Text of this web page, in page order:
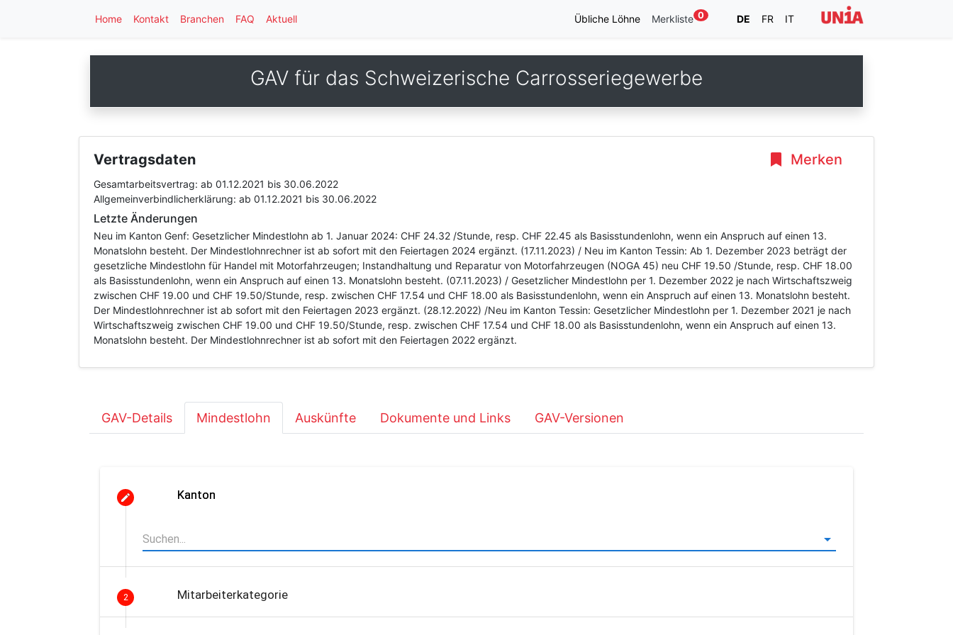
Home Kontakt Branchen FAQ Aktuell Übliche Löhne Merkliste 0 DE FR IT
GAV für das Schweizerische Carrosseriegewerbe
Merken
Vertragsdaten
Gesamtarbeitsvertrag: ab 01.12.2021 bis 30.06.2022
Allgemeinverbindlicherklärung: ab 01.12.2021 bis 30.06.2022
Letzte Änderungen
Neu im Kanton Genf: Gesetzlicher Mindestlohn ab 1. Januar 2024: CHF 24.32 /Stunde, resp. CHF 22.45 als Basisstundenlohn, wenn ein Anspruch auf einen 13.
Monatslohn besteht. Der Mindestlohnrechner ist ab sofort mit den Feiertagen 2024 ergänzt. (17.11.2023) / Neu im Kanton Tessin: Ab 1. Dezember 2023 beträgt der
gesetzliche Mindestlohn für Handel mit Motorfahrzeugen; Instandhaltung und Reparatur von Motorfahrzeugen (NOGA 45) neu CHF 19.50 /Stunde, resp. CHF 18.00
als Basisstundenlohn, wenn ein Anspruch auf einen 13. Monatslohn besteht. (07.11.2023) / Gesetzlicher Mindestlohn per 1. Dezember 2022 je nach Wirtschaftszweig
zwischen CHF 19.00 und CHF 19.50/Stunde, resp. zwischen CHF 17.54 und CHF 18.00 als Basisstundenlohn, wenn ein Anspruch auf einen 13. Monatslohn besteht.
Der Mindestlohnrechner ist ab sofort mit den Feiertagen 2023 ergänzt. (28.12.2022) /Neu im Kanton Tessin: Gesetzlicher Mindestlohn per 1. Dezember 2021 je nach
Wirtschaftszweig zwischen CHF 19.00 und CHF 19.50/Stunde, resp. zwischen CHF 17.54 und CHF 18.00 als Basisstundenlohn, wenn ein Anspruch auf einen 13.
Monatslohn besteht. Der Mindestlohnrechner ist ab sofort mit den Feiertagen 2022 ergänzt.
GAV-Details Mindestlohn Auskünfte Dokumente und Links GAV-Versionen
Kanton
2 Mitarbeiterkategorie